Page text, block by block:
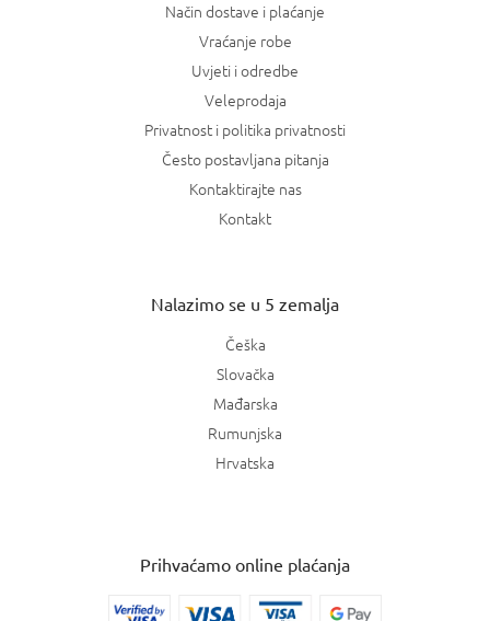
Način dostave i plaćanje
Vraćanje robe
Uvjeti i odredbe
Veleprodaja
Privatnost i politika privatnosti
Često postavljana pitanja
Kontaktirajte nas
Kontakt
Nalazimo se u 5 zemalja
Češka
Slovačka
Mađarska
Rumunjska
Hrvatska
Prihvaćamo online plaćanja